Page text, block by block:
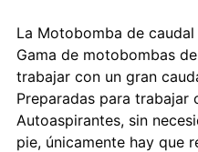
La Motobomba de caudal
Gama de motobombas
trabajar con un gran
Preparadas para trabajar
Autoaspirantes, sin
pie, únicamente hay que